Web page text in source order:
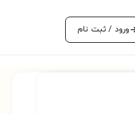
ورود / ثبت نام